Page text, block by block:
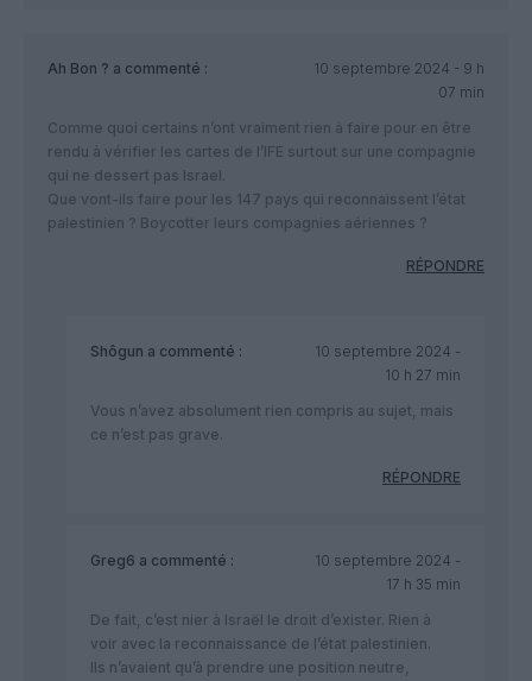
Ah Bon ? a commenté :
10 septembre 2024 - 9 h
07 min
Comme quoi certains n’ont vraiment rien à faire pour en être
rendu à vérifier les cartes de l’IFE surtout sur une compagnie
qui ne dessert pas Israel.
Que vont-ils faire pour les 147 pays qui reconnaissent l’état
palestinien ? Boycotter leurs compagnies aériennes ?
RÉPONDRE
Shôgun a commenté :
10 septembre 2024 -
10 h 27 min
Vous n’avez absolument rien compris au sujet, mais
ce n’est pas grave.
RÉPONDRE
Greg6 a commenté :
10 septembre 2024 -
17 h 35 min
De fait, c’est nier à Israël le droit d’exister. Rien à
voir avec la reconnaissance de l’état palestinien.
Ils n’avaient qu’à prendre une position neutre,